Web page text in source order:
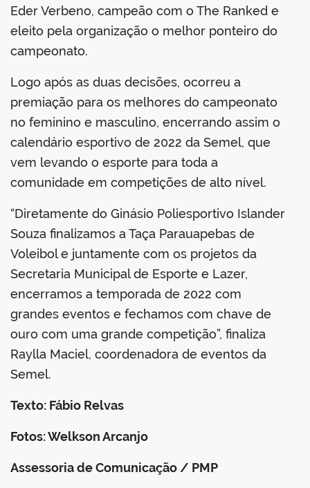
Eder Verbeno, campeão com o The Ranked e
eleito pela organização o melhor ponteiro do
campeonato.
Logo após as duas decisões, ocorreu a
premiação para os melhores do campeonato
no feminino e masculino, encerrando assim o
calendário esportivo de 2022 da Semel, que
vem levando o esporte para toda a
comunidade em competições de alto nível.
“Diretamente do Ginásio Poliesportivo Islander
Souza finalizamos a Taça Parauapebas de
Voleibol e juntamente com os projetos da
Secretaria Municipal de Esporte e Lazer,
encerramos a temporada de 2022 com
grandes eventos e fechamos com chave de
ouro com uma grande competição”, finaliza
Raylla Maciel, coordenadora de eventos da
Semel.
Texto: Fábio Relvas
Fotos: Welkson Arcanjo
Assessoria de Comunicação / PMP